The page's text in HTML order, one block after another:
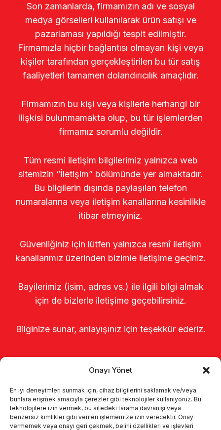
Onayı Yönet
En iyi deneyimleri sunmak için, cihaz bilgilerini saklamak ve/veya
bunlara erişmek amacıyla çerezler gibi teknolojiler kullanıyoruz. Bu
teknolojilere izin vermek, bu sitedeki tarama davranışı veya
benzersiz kimlikler gibi verileri işlememize izin verecektir. Onay
vermemek veya onayı geri çekmek, belirli özellikleri ve işlevleri
Son zamanlarda, firmamızın adı ve sosyal
medya görselleri kullanılarak ürün satışı ve
pazarlaması yapıldığı tespit edilmiştir.
Firmamızla hiçbir bağlantısı olmayan kişi veya
kişiler tarafından gerçekleştirilen bu tür satış
faaliyetleri tamamen dolandırıcılık amaçlıdır.
Firmamızın bu kişi veya kişilerle herhangi bir
ilişkisi bulunmamakta olup, bu tür işlemlerden
firmamız sorumlu değildir.
Tüm resmi iletişim bilgilerimiz yalnızca web
sitemizin “İletişim” bölümünde yer almaktadır.
Bu bilgilerin dışında paylaşılan telefon
numaralarına veya iletişim kanallarına kesinlikle
itibar etmeyiniz.
Güvenliğiniz için lütfen yalnızca resmî iletişim
kanallarımız üzerinden bizimle iletişime geçiniz.
Bayilerimiz (isim, adres vs.) ile ilgili bilgi almak
için de bizlerle iletişime geçebilirsiniz.
Bilginize sunar, anlayışınız için teşekkür ederiz.
Página de inicio Sobre nosotros